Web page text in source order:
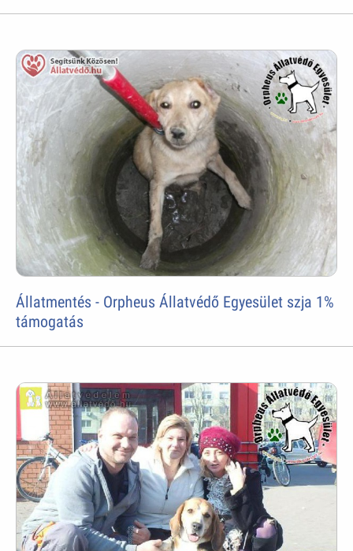
Állatmentés - Orpheus Állatvédő Egyesület szja 1%
támogatás